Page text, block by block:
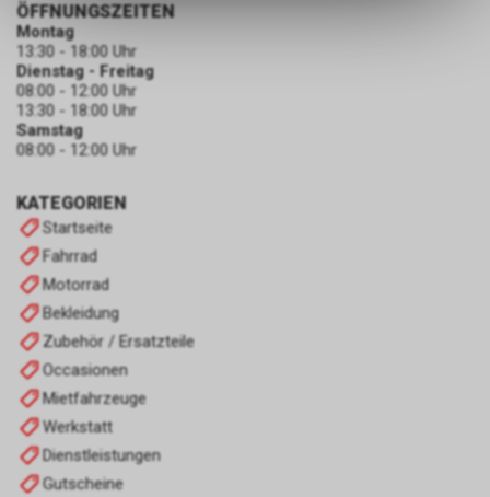
KATEGORIEN
Startseite
Fahrrad
Motorrad
Bekleidung
Zubehör / Ersatzteile
Occasionen
Mietfahrzeuge
Werkstatt
Dienstleistungen
Gutscheine
ÖFFNUNGSZEITEN
Montag
13:30 - 18:00 Uhr
Dienstag - Freitag
08:00 - 12:00 Uhr
13:30 - 18:00 Uhr
Samstag
08:00 - 12:00 Uhr